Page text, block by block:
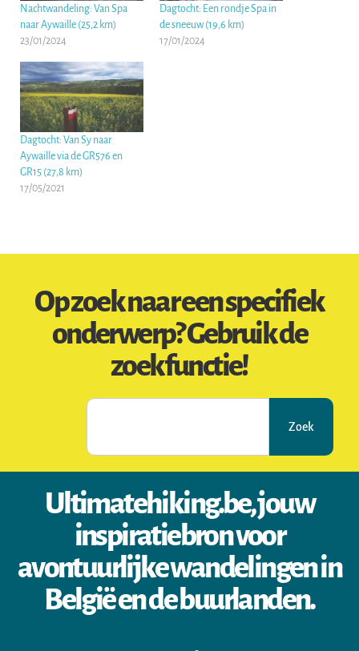
Nachtwandeling: Van Spa
naar Aywaille (25,2 km)
23/01/2024
Dagtocht: Een rondje Spa in
de sneeuw (19,6 km)
17/01/2024
Dagtocht: Van Sy naar
Aywaille via de GR576 en
GR15 (27,8 km)
17/05/2021
Op zoek naar een specifiek
onderwerp? Gebruik de
zoekfunctie!
Zoek
Ultimatehiking.be, jouw
inspiratiebron voor
avontuurlijke wandelingen in
België en de buurlanden.